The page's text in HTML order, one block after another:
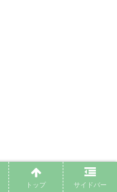
トップ サイドバー